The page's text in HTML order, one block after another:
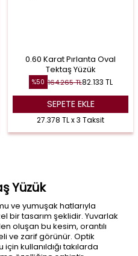
0.60 Karat Pırlanta Oval
Tektaş Yüzük
%50 164.265TL82.133 TL
SEPETE EKLE
27.378 TL x 3 Taksit
Yüzük
ve yumuşak hatlarıyla
bir tasarım şeklidir. Yuvarlak
oluşan bu kesim, orantılı
ve zarif görünür. Optik
kullanıldığı takılarda